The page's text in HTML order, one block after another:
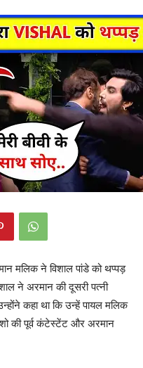
मलिक ने विशाल पांडे को थप्पड़
ने अरमान की दूसरी पत्नी
कहा था कि उन्हें पायल मलिक
की पूर्व कंटेस्टेंट और अरमान